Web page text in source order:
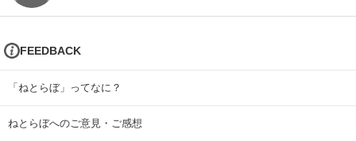
FEEDBACK
「ねとらぼ」ってなに？
ねとらぼへのご意見・ご感想